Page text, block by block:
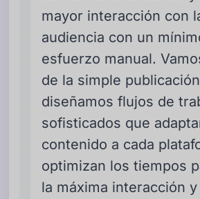
mayor interacción con
audiencia con un
esfuerzo manual.
de la simple
diseñamos flujos de
sofisticados que
contenido a cada
optimizan los tiempos
la máxima interacción y